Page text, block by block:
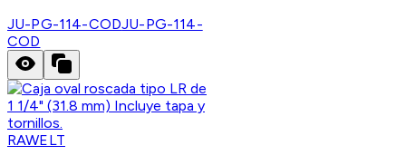
JU-PG-114-CODJU-PG-114-
COD
RAWELT